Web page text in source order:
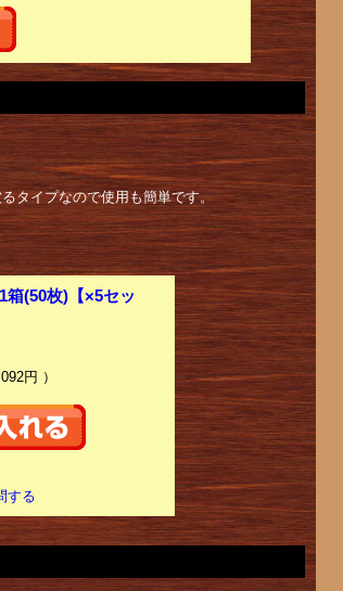
タイプなので使用も簡単です。
箱(50枚)【×5セッ
円 ）
する